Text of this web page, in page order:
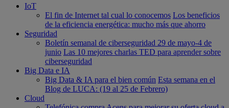
IoT
El fin de Internet tal cual lo conocemos Los beneficios
de la eficiencia energética: mucho más que ahorro
Seguridad
Boletín semanal de ciberseguridad 29 de mayo-4 de
junio Las 10 mejores charlas TED para aprender sobre
ciberseguridad
Big Data e IA
Big Data & IA para el bien común Esta semana en el
Blog de LUCA: (19 al 25 de Febrero)
Cloud